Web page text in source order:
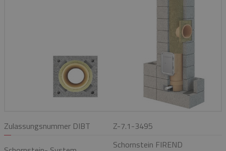
Zulassungsnummer DIBT
Z-7.1-3495
Schornstein FIREND